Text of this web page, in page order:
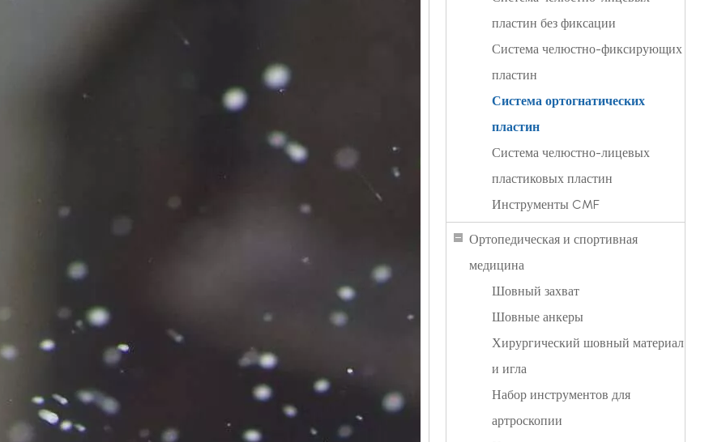
пластин без фиксации
Система челюстно-фиксирующих
пластин
Система ортогнатических
пластин
Система челюстно-лицевых
пластиковых пластин
Инструменты CMF
Ортопедическая и спортивная
медицина
Шовный захват
Шовные анкеры
Хирургический шовный материал
и игла
Набор инструментов для
артроскопии